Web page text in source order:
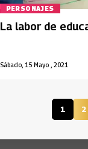
PERSONAJES
Sábado, 15 Mayo , 2021
La labor de
1 2